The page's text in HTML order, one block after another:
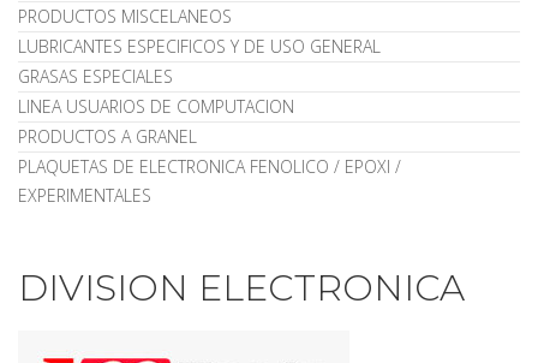
PRODUCTOS MISCELANEOS
LUBRICANTES ESPECIFICOS Y DE USO GENERAL
GRASAS ESPECIALES
LINEA USUARIOS DE COMPUTACION
PRODUCTOS A GRANEL
PLAQUETAS DE ELECTRONICA FENOLICO / EPOXI /
EXPERIMENTALES
DIVISION ELECTRONICA